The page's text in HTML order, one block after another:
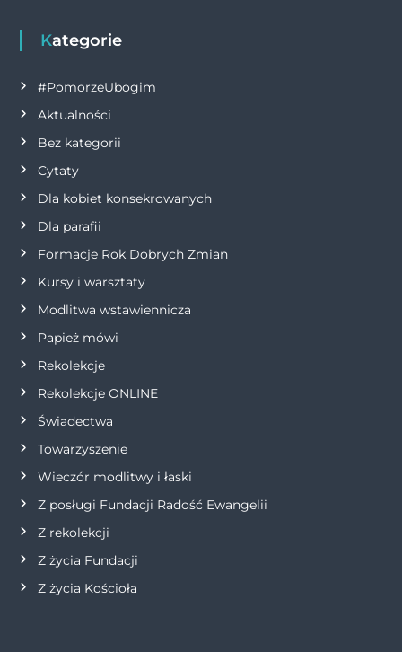
c
j
a
w
p
i
s
u
Kategorie
#PomorzeUbogim
Aktualności
Bez kategorii
Cytaty
Dla kobiet konsekrowanych
Dla parafii
Formacje Rok Dobrych Zmian
Kursy i warsztaty
Modlitwa wstawiennicza
Papież mówi
Rekolekcje
Rekolekcje ONLINE
Świadectwa
Towarzyszenie
Wieczór modlitwy i łaski
Z posługi Fundacji Radość Ewangelii
Z rekolekcji
Z życia Fundacji
Z życia Kościoła